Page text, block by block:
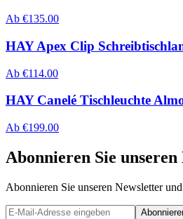
Ab €135.00
HAY Apex Clip
Ab €114.00
HAY Canelé Tischleuchte
Ab €199.00
Abonnieren Sie
Abonnieren Sie unseren Newsletter